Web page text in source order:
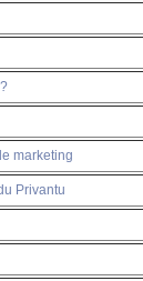
marketing
Privantu